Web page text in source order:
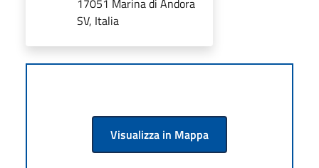
SV, Italia
Visualizza in Mappa